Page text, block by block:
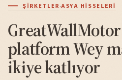
ŞIRKETLER·ASYA HISSELERI
platform Wey
ikiye katlıyor